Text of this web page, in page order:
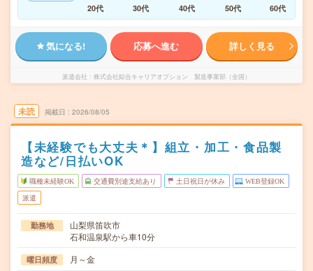
20代
30代 40代 50代 60代
気になる! 応募へ進む 詳しく見る
派遣会社 株式会社綜合キャリアオプション 製造事業部（全国）
未読 掲載日 2026/08/05
【未経験でも大丈夫＊】組立・加工・食品製
造など/日払いOK
職種未経験OK 交通費別途支給あり 土日祝日が休み WEB登録OK
派遣
勤務地
山梨県笛吹市
石和温泉駅から車10分
曜日頻度 月～金